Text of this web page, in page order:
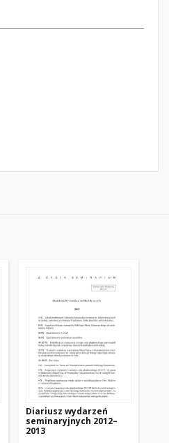
Diariusz wydarzeń
seminaryjnych 2012–
2013